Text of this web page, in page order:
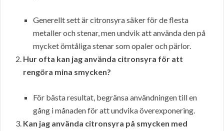
Generellt sett är citronsyra säker för de flesta
metaller och stenar, men undvik att använda den på
mycket ömtåliga stenar som opaler och pärlor.
Hur ofta kan jag använda citronsyra för att
rengöra mina smycken?
För bästa resultat, begränsa användningen till en
gång i månaden för att undvika överexponering.
Kan jag använda citronsyra på smycken med